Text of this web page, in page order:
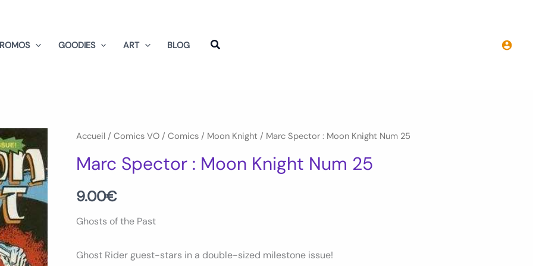
GOODIES ART BLOG
Accueil / Comics VO / Comics / Moon Knight / Marc Spector : Moon Knight Num 25
Marc Spector : Moon Knight Num 25
9.00€
Ghosts of the Past
Ghost Rider guest-stars in a double-sized milestone issue!
quantité
Marc
Spector
Moon
Num